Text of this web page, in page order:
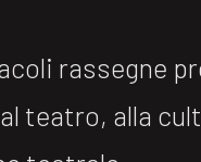
rassegne
teatro, alla